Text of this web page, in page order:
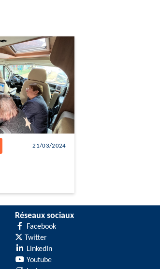
21/03/2024
Réseaux sociaux
Facebook
Twitter
LinkedIn
Youtube